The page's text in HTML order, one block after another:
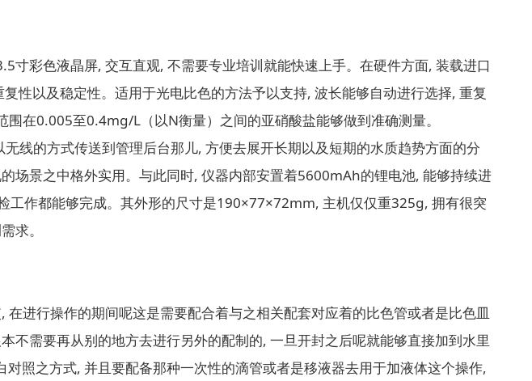
彩色液晶屏, 交互直观, 不需要专业培训就能快速上手。在硬件方面, 装载进口
性以及稳定性。适用于光电比色的方法予以支持, 波长能够自动进行选择, 重复
在0.005至0.4mg/L（以N衡量）之间的亚硝酸盐能够做到准确测量。
线的方式传送到管理后台那儿, 方便去展开长期以及短期的水质趋势方面的分
场景之中格外实用。与此同时, 仪器内部安置着5600mAh的锂电池, 能够持续进
工作都能够完成。其外形的尺寸是190×77×72mm, 主机仅仅重325g, 拥有很突
求。
进行操作的期间呢这是需要配合着与之相关配套对应着的比色管或者是比色皿
需要再从别的地方去进行另外的配制的, 一旦开封之后呢就能够直接加到水里
照之方式, 并且要配备那种一次性的滴管或者是移液器去用于加液体这个操作,